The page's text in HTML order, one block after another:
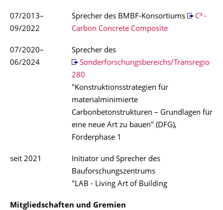
07/2013–
09/2022
Sprecher des BMBF-Konsortiums
C³ -
Carbon Concrete Composite
07/2020–
06/2024
Sprecher des
Sonderforschungsbereichs/Transregio
280
"Konstruktionsstrategien für
materialminimierte
Carbonbetonstrukturen – Grundlagen für
eine neue Art zu bauen" (DFG),
Förderphase 1
seit 2021
Initiator und Sprecher des
Bauforschungszentrums
"LAB - Living Art of Building
Mitgliedschaften und Gremien